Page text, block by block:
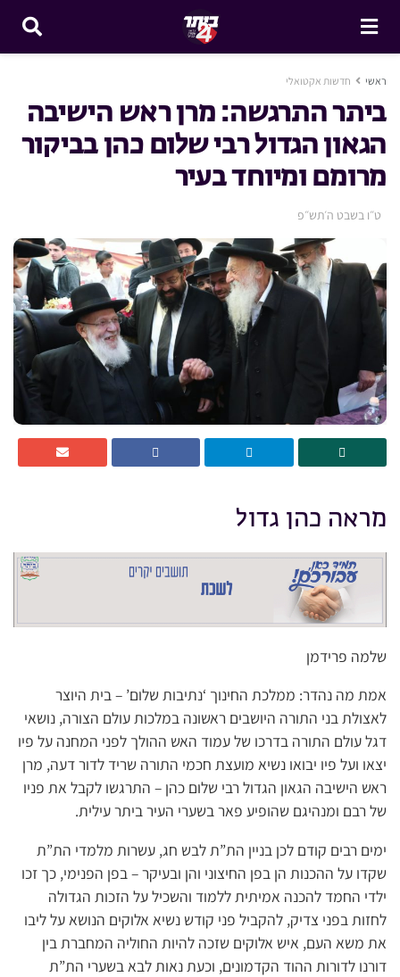
ראשי חדשות אקטואלי
ביתר התרגשה: מרן ראש הישיבה
הגאון הגדול רבי שלום כהן בביקור
מרומם ומיוחד בעיר
ט״ו בשבט ה׳תש״פ
מראה כהן גדול
שלמה פרידמן
אמת מה נהדר: ממלכת החינוך ‘נתיבות שלום’ – בית היוצר
לאצולת בני התורה היושבים ראשונה במלכות עולם הצורה, נושאי
דגל עולם התורה בדרכו של עמוד האש ההולך לפני המחנה על פיו
יצאו ועל פיו יבואו נשיא מועצת חכמי התורה שריד לדור דעה, מרן
ראש הישיבה הגאון הגדול רבי שלום כהן – התרגשו לקבל את פניו
של רבם ומנהיגם שהופיע פאר בשערי העיר ביתר עילית.
ימים רבים קודם לכן בניין הת”ת לבש חג, עשרות מלמדי הת”ת
שקדו על ההכנות הן בפן החיצוני והן ובעיקר – בפן הפנימי, כך זכו
ילדי החמד להכנה אמיתית ללמוד והשכיל על הזכות הגדולה
לחזות בפני צדיק, להקביל פני קודש נשיא אלוקים הנושא על ליבו
את משא העם, איש אלוקים שזכה להיות החוליה המחברת בין
דורנו לדורות ההוד הקדמונים, וכעת נאות לבא בשערי הת”ת